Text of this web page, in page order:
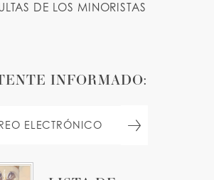
DE LOS MINORISTAS
INFORMADO: